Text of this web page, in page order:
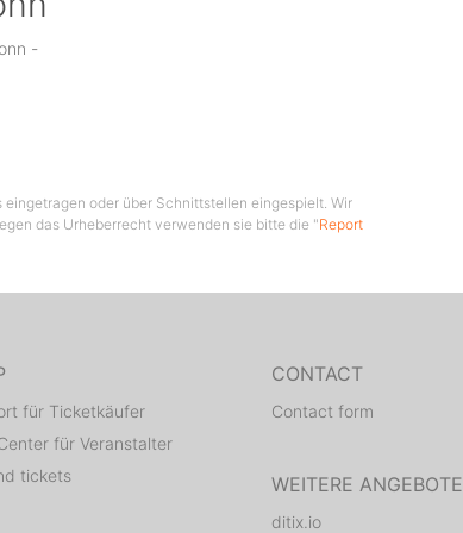
-
oder über Schnittstellen eingespielt. Wir
das Urheberrecht verwenden sie bitte die "Report
für Ticketkäufer
für Veranstalter
tickets
CONTACT
Contact form
WEITERE ANGEBOTE
ditix.io